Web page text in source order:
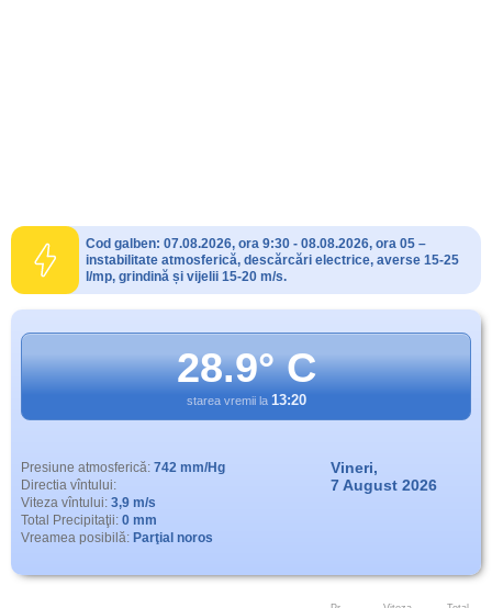
Cod galben: 07.08.2026, ora 9:30 - 08.08.2026, ora 05 –
instabilitate atmosferică, descărcări electrice, averse 15-25
l/mp, grindină și vijelii 15-20 m/s.
28.9° C
starea vremii la 13:20
Presiune atmosferică: 742 mm/Hg
Directia vîntului:
Viteza vîntului: 3,9 m/s
Total Precipitaţii: 0 mm
Vreamea posibilă: Parţial noros
Vineri,
7 August 2026